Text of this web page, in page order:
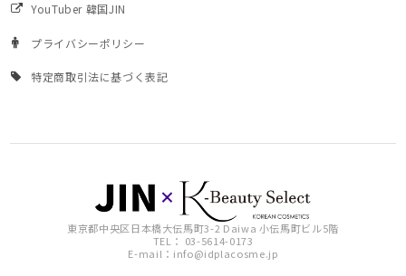
YouTuber 韓国JIN
プライバシーポリシー
特定商取引法に基づく表記
東京都中央区日本橋大伝馬町3-2 Daiwa 小伝馬町ビル5階
TEL： 03-5614-0173
E-mail： info@idplacosme.jp